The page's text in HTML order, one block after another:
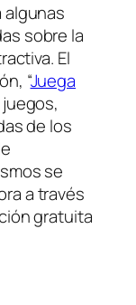
sobre la
El
“Juega
de los
se
a través
gratuita